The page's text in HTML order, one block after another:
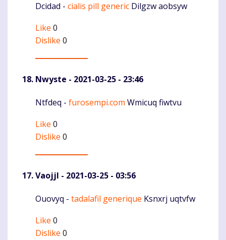
Komentaras
Dcidad - cialis pill generic Dilgzw aobsyw
Like 0
Dislike 0
Nwyste - 2021-03-25 - 23:46
Komentaras
Ntfdeq - furosempi.com Wmicuq fiwtvu
Like 0
Dislike 0
Vaojjl - 2021-03-25 - 03:56
Komentaras
Ouovyq - tadalafil generique Ksnxrj uqtvfw
Like 0
Dislike 0